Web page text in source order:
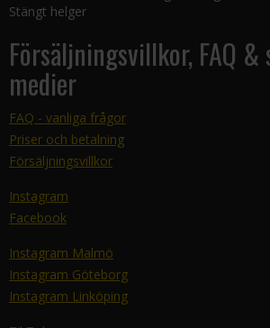
Stängt helger
Försäljningsvillkor, FAQ &
medier
FAQ - vanliga frågor
Priser och betalning
Försäljningsvillkor
Instagram
Facebook
Instagram Malmö
Instagram Göteborg
Instagram Linköping